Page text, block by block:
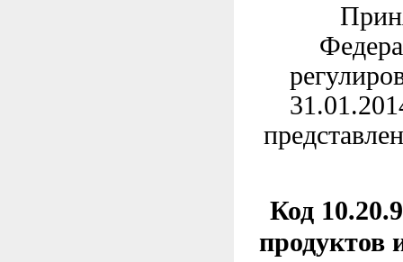
Код
продуктов